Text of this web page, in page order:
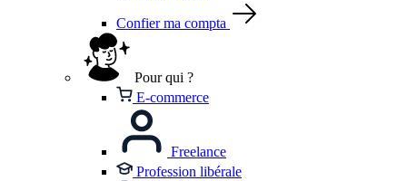
Confier ma compta
Pour qui ?
E-commerce
Freelance
Profession libérale